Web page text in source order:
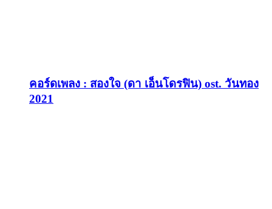
คอร์ดเพลง : สองใจ (ดา เอ็นโดรฟิน) ost. วันทอง
2021